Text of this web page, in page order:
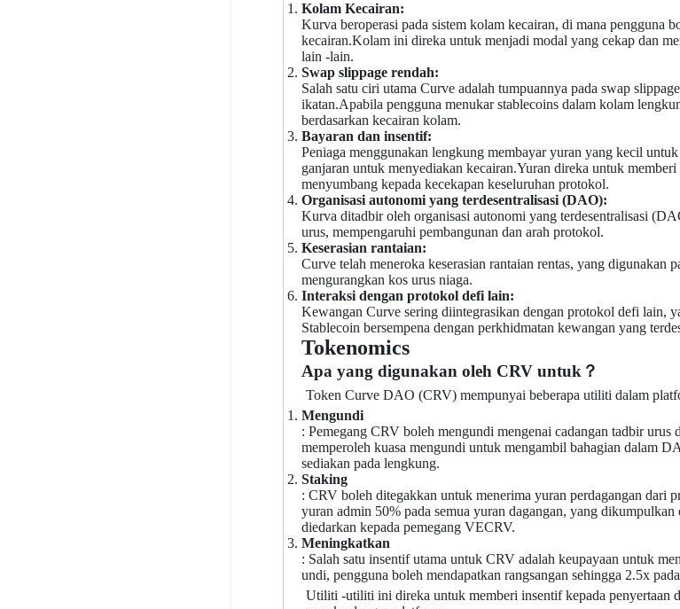
Kolam Kecairan:
Kurva beroperasi pada sistem kolam kecairan, di mana pengguna
kecairan.Kolam ini direka untuk menjadi modal yang cekap dan
lain -lain.
Swap slippage rendah:
Salah satu ciri utama Curve adalah tumpuannya pada swap
ikatan.Apabila pengguna menukar stablecoins dalam kolam
berdasarkan kecairan kolam.
Bayaran dan insentif:
Peniaga menggunakan lengkung membayar yuran yang kecil
ganjaran untuk menyediakan kecairan.Yuran direka untuk
menyumbang kepada kecekapan keseluruhan protokol.
Organisasi autonomi yang terdesentralisasi (DAO):
Kurva ditadbir oleh organisasi autonomi yang terdesentralisasi
urus, mempengaruhi pembangunan dan arah protokol.
Keserasian rantaian:
Curve telah meneroka keserasian rantaian rentas, yang
mengurangkan kos urus niaga.
Interaksi dengan protokol defi lain:
Kewangan Curve sering diintegrasikan dengan protokol defi lain,
Stablecoin bersempena dengan perkhidmatan kewangan yang
Tokenomics
Apa yang digunakan oleh CRV untuk？
Token Curve DAO (CRV) mempunyai beberapa utiliti dalam
Mengundi
: Pemegang CRV boleh mengundi mengenai cadangan tadbir
memperoleh kuasa mengundi untuk mengambil bahagian dalam
sediakan pada lengkung.
Staking
: CRV boleh ditegakkan untuk menerima yuran perdagangan dari
yuran admin 50% pada semua yuran dagangan, yang
diedarkan kepada pemegang VECRV.
Meningkatkan
: Salah satu insentif utama untuk CRV adalah keupayaan untuk
undi, pengguna boleh mendapatkan rangsangan sehingga 2.5x
Utiliti -utiliti ini direka untuk memberi insentif kepada penyertaan